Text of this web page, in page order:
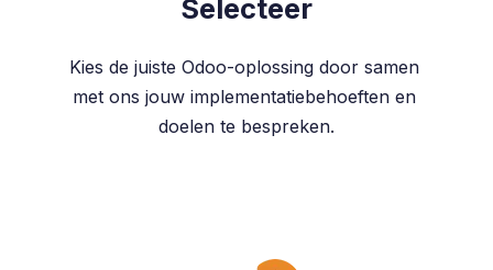
Selecteer
Kies de juiste Odoo-oplossing door samen
met ons jouw implementatiebehoeften en
doelen te bespreken.